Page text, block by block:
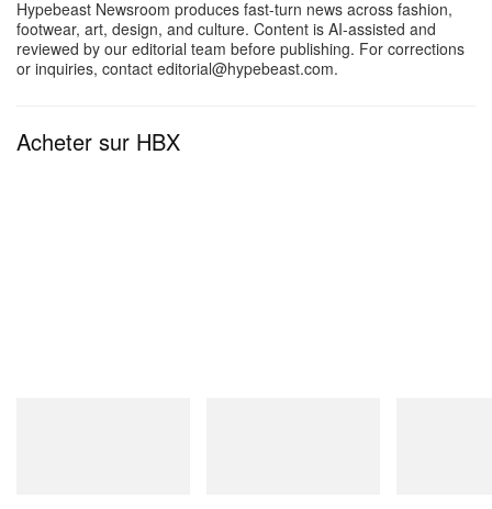
Hypebeast Newsroom produces fast-turn news across fashion,
footwear, art, design, and culture. Content is AI-assisted and
reviewed by our editorial team before publishing. For corrections
or inquiries, contact editorial@hypebeast.com.
Acheter sur HBX